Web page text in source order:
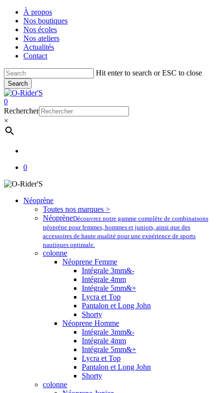
Skip
main
content
À propos
Nos boutiques
Nos écoles
Nos ateliers
Actualités
Contact
Hit enter to search or ESC to close
Search
Close
Search
account
0
Menu
Rechercher
×
0
Néoprène
Toutes nos marques >
NéoprèneDécouvrez notre gamme complète de combinaisons
néoprène pour femmes, hommes et juniors, ainsi que des
accessoires de haute qualité pour une expérience de sports
nautiques optimale.
colonne
Néoprene Femme
Intégrale 3mm&-
Intégrale 4mm
Intégrale 5mm&+
Lycra et Top
Pantalon et Long John
Shorty
Néoprene Homme
Intégrale 3mm&-
Intégrale 4mm
Intégrale 5mm&+
Lycra et Top
Pantalon et Long John
Shorty
colonne